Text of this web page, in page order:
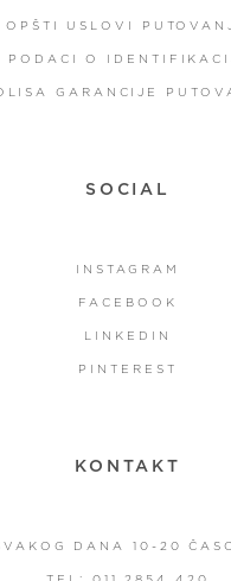
OPŠTI USLOVI
PODACI O
GARANCIJE
SOCIAL
INSTAGRAM
FACEBOOK
LINKEDIN
PINTEREST
KONTAKT
DANA 10-20